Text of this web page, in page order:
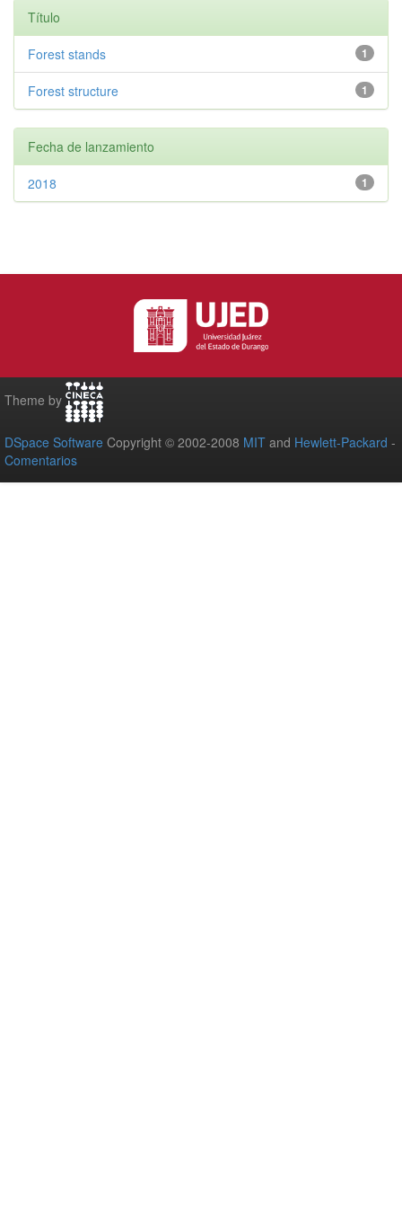
Título
1
Forest stands
1
Forest structure
Fecha de lanzamiento
1
2018
Theme by
DSpace Software Copyright © 2002-2008 MIT and Hewlett-Packard -
Comentarios